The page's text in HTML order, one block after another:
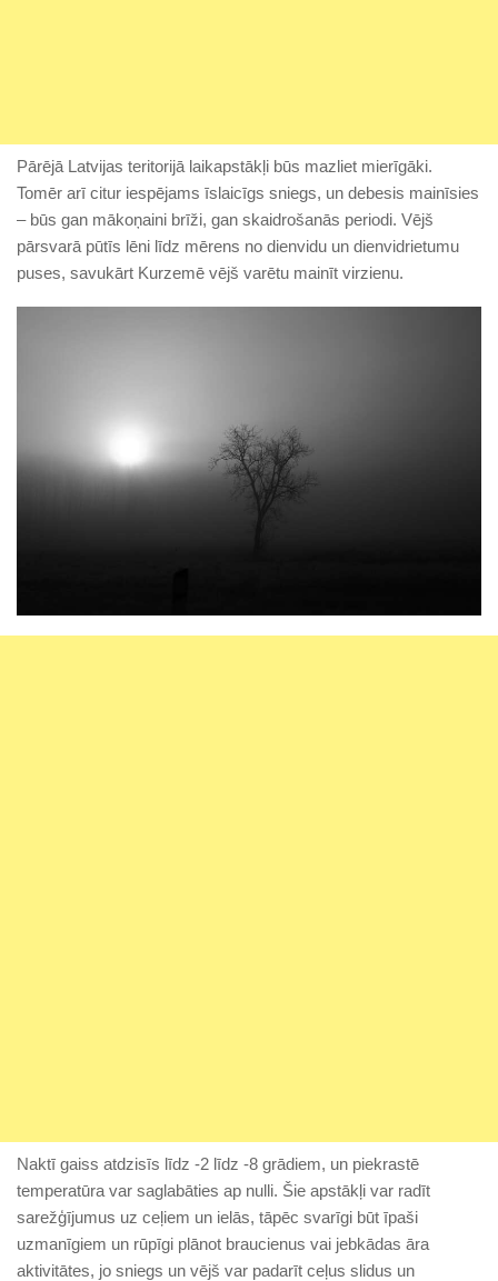
Pārējā Latvijas teritorijā laikapstākļi būs mazliet mierīgāki.
Tomēr arī citur iespējams īslaicīgs sniegs, un debesis mainīsies
– būs gan mākoņaini brīži, gan skaidrošanās periodi. Vējš
pārsvarā pūtīs lēni līdz mērens no dienvidu un dienvidrietumu
puses, savukārt Kurzemē vējš varētu mainīt virzienu.
Naktī gaiss atdzisīs līdz -2 līdz -8 grādiem, un piekrastē
temperatūra var saglabāties ap nulli. Šie apstākļi var radīt
sarežģījumus uz ceļiem un ielās, tāpēc svarīgi būt īpaši
uzmanīgiem un rūpīgi plānot braucienus vai jebkādas āra
aktivitātes, jo sniegs un vējš var padarīt ceļus slidus un